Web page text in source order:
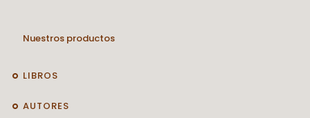
Nuestros productos
LIBROS
AUTORES